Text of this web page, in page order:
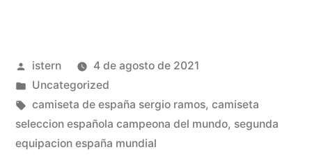
Publicado
por
istern
4 de agosto de 2021
Publicado
en
Uncategorized
Etiquetas:
camiseta de españa sergio ramos, camiseta
seleccion española campeona del mundo, segunda
equipacion españa mundial